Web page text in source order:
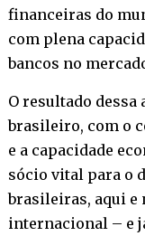
financeiras do
com plena
bancos no
O resultado dessa
brasileiro, com o
e a capacidade
sócio vital para o
brasileiras, aqui e
internacional – e